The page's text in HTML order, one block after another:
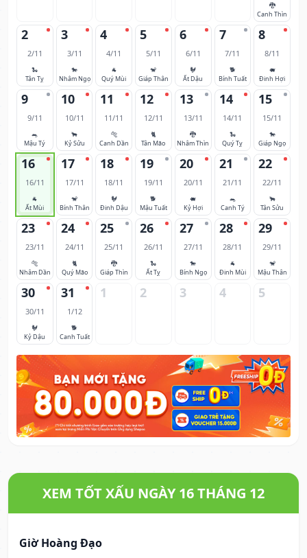
🐉
Canh Thìn
2
2/11
🐍
Tân Tỵ
3
3/11
🐎
Nhâm Ngọ
4
4/11
🐐
Quý Mùi
5
5/11
🐒
Giáp Thân
6
6/11
🐓
Ất Dậu
7
7/11
🐕
Bính Tuất
8
8/11
🐖
Đinh Hợi
9
9/11
🐀
Mậu Tý
10
10/11
🐂
Kỷ Sửu
11
11/11
🐅
Canh Dần
12
12/11
🐈
Tân Mão
13
13/11
🐉
Nhâm Thìn
14
14/11
🐍
Quý Tỵ
15
15/11
🐎
Giáp Ngọ
16
16/11
🐐
Ất Mùi
17
17/11
🐒
Bính Thân
18
18/11
🐓
Đinh Dậu
19
19/11
🐕
Mậu Tuất
20
20/11
🐖
Kỷ Hợi
21
21/11
🐀
Canh Tý
22
22/11
🐂
Tân Sửu
23
23/11
🐅
Nhâm Dần
24
24/11
🐈
Quý Mão
25
25/11
🐉
Giáp Thìn
26
26/11
🐍
Ất Tỵ
27
27/11
🐎
Bính Ngọ
28
28/11
🐐
Đinh Mùi
29
29/11
🐒
Mậu Thân
30
30/11
🐓
Kỷ Dậu
31
1/12
🐕
Canh Tuất
1 2 3 4 5
XEM TỐT XẤU NGÀY 16 THÁNG 12
Giờ Hoàng Đạo